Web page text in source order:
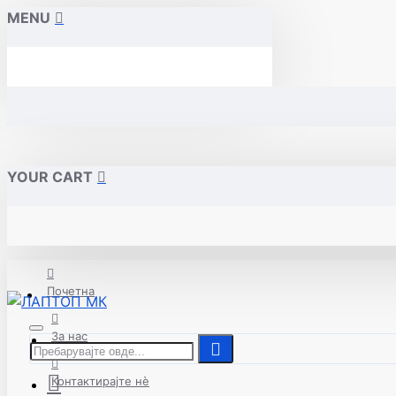
MENU
YOUR CART
Почетна
За нас
Контактирајте нè